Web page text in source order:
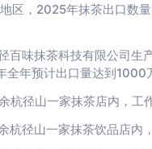
区，2025年抹茶出口数
百味抹茶科技有限公司生
全年预计出口量达到1000
杭径山一家抹茶店内，工
杭径山一家抹茶饮品店内